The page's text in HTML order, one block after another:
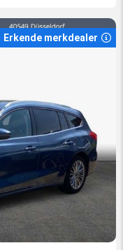
Erkende merkdealer